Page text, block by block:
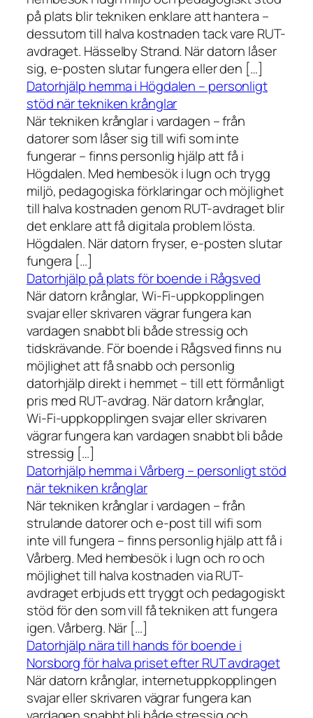
på plats blir tekniken enklare att hantera –
dessutom till halva kostnaden tack vare RUT-
avdraget. Hässelby Strand. När datorn låser
sig, e-posten slutar fungera eller den […]
Datorhjälp hemma i Högdalen – personligt
stöd när tekniken krånglar
När tekniken krånglar i vardagen – från
datorer som låser sig till wifi som inte
fungerar – finns personlig hjälp att få i
Högdalen. Med hembesök i lugn och trygg
miljö, pedagogiska förklaringar och möjlighet
till halva kostnaden genom RUT-avdraget blir
det enklare att få digitala problem lösta.
Högdalen. När datorn fryser, e-posten slutar
fungera […]
Datorhjälp på plats för boende i Rågsved
När datorn krånglar, Wi-Fi-uppkopplingen
svajar eller skrivaren vägrar fungera kan
vardagen snabbt bli både stressig och
tidskrävande. För boende i Rågsved finns nu
möjlighet att få snabb och personlig
datorhjälp direkt i hemmet – till ett förmånligt
pris med RUT-avdrag. När datorn krånglar,
Wi-Fi-uppkopplingen svajar eller skrivaren
vägrar fungera kan vardagen snabbt bli både
stressig […]
Datorhjälp hemma i Vårberg – personligt stöd
när tekniken krånglar
När tekniken krånglar i vardagen – från
strulande datorer och e-post till wifi som
inte vill fungera – finns personlig hjälp att få i
Vårberg. Med hembesök i lugn och ro och
möjlighet till halva kostnaden via RUT-
avdraget erbjuds ett tryggt och pedagogiskt
stöd för den som vill få tekniken att fungera
igen. Vårberg. När […]
Datorhjälp nära till hands för boende i
Norsborg för halva priset efter RUT avdraget
När datorn krånglar, internetuppkopplingen
svajar eller skrivaren vägrar fungera kan